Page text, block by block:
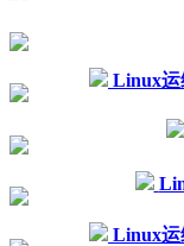
Linux运
Linux运